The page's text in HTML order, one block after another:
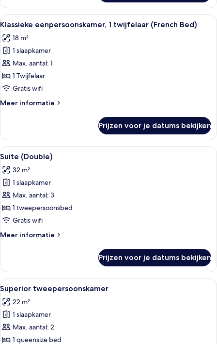
tweepersoonskamer
(2
Adults
Child)
Alle
foto's
voor
Klassieke
eenpersoonskamer,
1
twijfelaar
Bed)
Een hotelkamer met een groot
4
Klassieke eenpersoonskamer, 1 twijfelaar (French Bed)
18 m²
1 slaapkamer
Max. aantal: 1
1 Twijfelaar
Gratis wifi
Meer informatie
Meer
eenpersoonskamer,
twijfelaar
(French
Bed)
Prijzen voor je datums bekijken
Alle
foto's
voor
Suite
(Double)
laden
Een hotelkamer met een bed, een
11
Suite (Double)
32 m²
1 slaapkamer
Max. aantal: 3
1 tweepersoonsbed
Gratis wifi
Meer informatie
Meer
(Double)
Prijzen voor je datums bekijken
Alle
foto's
voor
Superior
tweepersoonskamer
laden
Een hotelkamer met een groot bed,
4
Superior tweepersoonskamer
22 m²
1 slaapkamer
Max. aantal: 2
1 queensize bed